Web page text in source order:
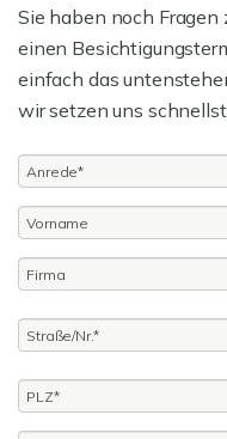
Sie haben noch
einen
einfach das
wir setzen uns